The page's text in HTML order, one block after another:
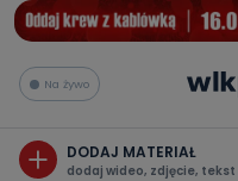
Na żywo
DODAJ MATERIAŁ
dodaj wideo, zdjęcie, tekst